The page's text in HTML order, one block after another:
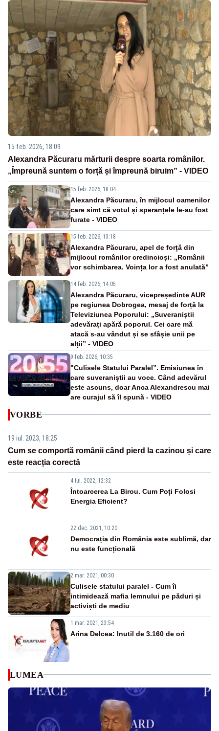
15 feb. 2026, 18:09
Alexandra Păcuraru mărturii despre soarta românilor.
„Împreună suntem o forță și împreună biruim” - VIDEO
15 feb. 2026, 18:04
Alexandra Păcuraru, în mijlocul oamenilor
care simt că votul și speranțele le-au fost
furate - VIDEO
15 feb. 2026, 13:18
Alexandra Păcuraru, apel de forță din
mijlocul românilor credincioși: „Românii
vor schimbarea. Voința lor a fost anulată”
14 feb. 2026, 14:05
Alexandra Păcuraru, vicepreședinte AUR
pe regiunea Dobrogea, mesaj de forță la
Televiziunea Poporului: „Suveraniștii
adevărați apără poporul. Cei care mă
atacă s-au vândut și se sfâșie unii pe
alții” - VIDEO
9 feb. 2026, 10:35
"Culisele Statului Paralel”. Emisiunea în
care suveraniștii au voce. Când adevărul
este ascuns, doar Anca Alexandrescu mai
are curajul să îl spună - VIDEO
VORBE
19 iul. 2023, 18:25
Cum se comportă românii când pierd la cazinou și care
este reacția corectă
4 iul. 2022, 12:32
Întoarcerea La Birou. Cum Poți Folosi
Energia Eficient?
22 dec. 2021, 10:20
Democrația din România este sublimă, dar
nu este funcțională
2 mar. 2021, 00:30
Culisele statului paralel - Cum îi
intimidează mafia lemnului pe păduri și
activiști de mediu
1 mar. 2021, 23:54
Arina Delcea: Inutil de 3.160 de ori
LUMEA